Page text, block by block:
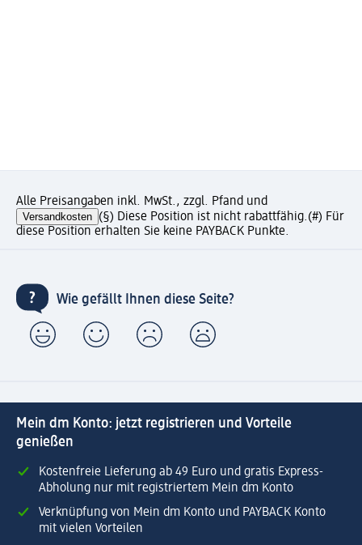
Alle Preisangaben inkl. MwSt., zzgl. Pfand und
Versandkosten (§) Diese Position ist nicht rabattfähig.(#) Für
diese Position erhalten Sie keine PAYBACK Punkte.
Wie gefällt Ihnen diese Seite?
Mein dm Konto: jetzt registrieren und Vorteile
genießen
Kostenfreie Lieferung ab 49 Euro und gratis Express-
Abholung nur mit registriertem Mein dm Konto
Verknüpfung von Mein dm Konto und PAYBACK Konto
mit vielen Vorteilen